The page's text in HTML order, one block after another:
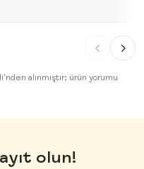
alınmıştır; ürün yorumu
olun!